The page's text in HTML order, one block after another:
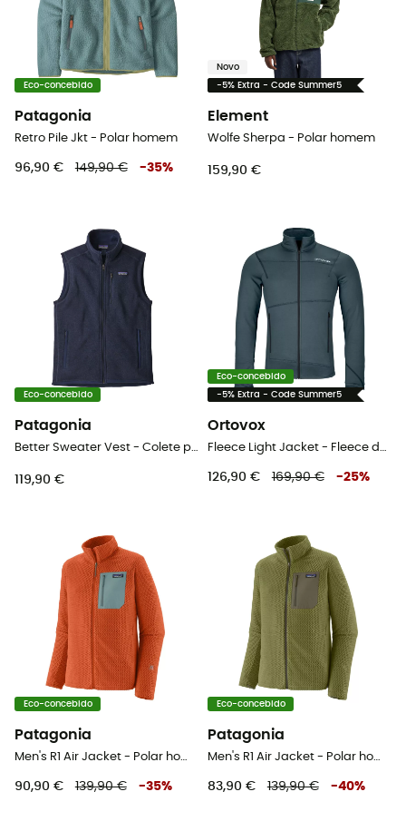
Eco-concebido
Patagonia
Retro Pile Jkt - Polar homem
96,90 € 149,90 € -35%
Novo
-5% Extra - Code Summer5
Element
Wolfe Sherpa - Polar homem
159,90 €
Eco-concebido
Patagonia
Better Sweater Vest - Colete polar homem
119,90 €
Eco-concebido
-5% Extra - Code Summer5
Ortovox
Fleece Light Jacket - Fleece de lã merino homem
126,90 € 169,90 € -25%
Eco-concebido
Patagonia
Men's R1 Air Jacket - Polar homem
90,90 € 139,90 € -35%
Eco-concebido
Patagonia
Men's R1 Air Jacket - Polar homem
83,90 € 139,90 € -40%